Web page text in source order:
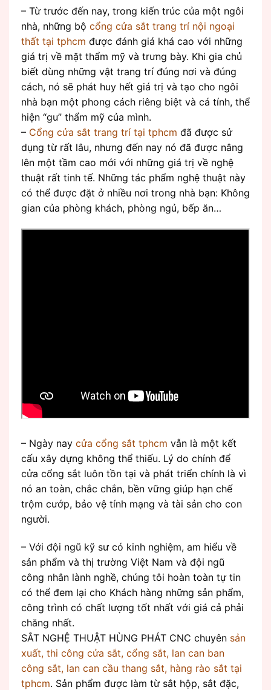
– Từ trước đến nay, trong kiến trúc của một ngôi
nhà, những bộ cổng cửa sắt trang trí nội ngoại
thất tại tphcm được đánh giá khá cao với những
giá trị về mặt thẩm mỹ và trưng bày. Khi gia chủ
biết dùng những vật trang trí đúng nơi và đúng
cách, nó sẽ phát huy hết giá trị và tạo cho ngôi
nhà bạn một phong cách riêng biệt và cá tính, thể
hiện “gu” thẩm mỹ của mình.
– Cổng cửa sắt trang trí tại tphcm đã được sử
dụng từ rất lâu, nhưng đến nay nó đã được nâng
lên một tầm cao mới với những giá trị về nghệ
thuật rất tinh tế. Những tác phẩm nghệ thuật này
có thể được đặt ở nhiều nơi trong nhà bạn: Không
gian của phòng khách, phòng ngủ, bếp ăn…
– Ngày nay cửa cổng sắt tphcm vẫn là một kết
cấu xây dựng không thể thiếu. Lý do chính để
cửa cổng sắt luôn tồn tại và phát triển chính là vì
nó an toàn, chắc chắn, bền vững giúp hạn chế
trộm cướp, bảo vệ tính mạng và tài sản cho con
người.
– Với đội ngũ kỹ sư có kinh nghiệm, am hiểu về
sản phẩm và thị trường Việt Nam và đội ngũ
công nhân lành nghề, chúng tôi hoàn toàn tự tin
có thể đem lại cho Khách hàng những sản phẩm,
công trình có chất lượng tốt nhất với giá cả phải
chăng nhất.
SẮT NGHỆ THUẬT HÙNG PHÁT CNC chuyên sản
xuất, thi công cửa sắt, cổng sắt, lan can ban
công sắt, lan can cầu thang sắt, hàng rào sắt tại
tphcm. Sản phẩm được làm từ sắt hộp, sắt đặc,